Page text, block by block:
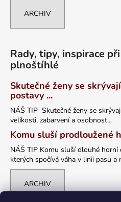
ARCHIV
Rady, tipy, inspirace
plnoštíhlé
Skutečné ženy se
postavy ...
NÁŠ TIP Skutečné ženy se
velikosti, zabarvení a osobnost...
Komu sluší prodloužené
NÁŠ TIP Komu sluší dlouhé horní
kterých spočívá váha v linii pasu a
ARCHIV